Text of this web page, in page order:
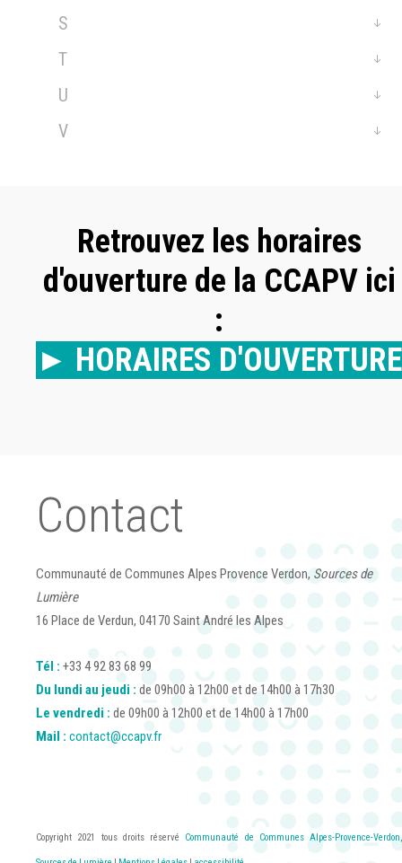
S
T
U
V
Retrouvez les horaires
d'ouverture de la CCAPV ici
:
► HORAIRES D'OUVERTURE
Contact
Communauté de Communes Alpes Provence Verdon,Sources de
Lumière
16 Place de Verdun, 04170 Saint André les Alpes
Tél : +33 4 92 83 68 99
Du lundi au jeudi : de 09h00 à 12h00 et de 14h00 à 17h30
Le vendredi : de 09h00 à 12h00 et de 14h00 à 17h00
Mail : contact@ccapv.fr
Copyright 2021 tous droits réservé Communauté de Communes Alpes-Provence-Verdon,